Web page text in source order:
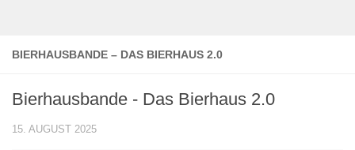
BIERHAUSBANDE – DAS BIERHAUS 2.0
Bierhausbande - Das Bierhaus 2.0
15. AUGUST 2025